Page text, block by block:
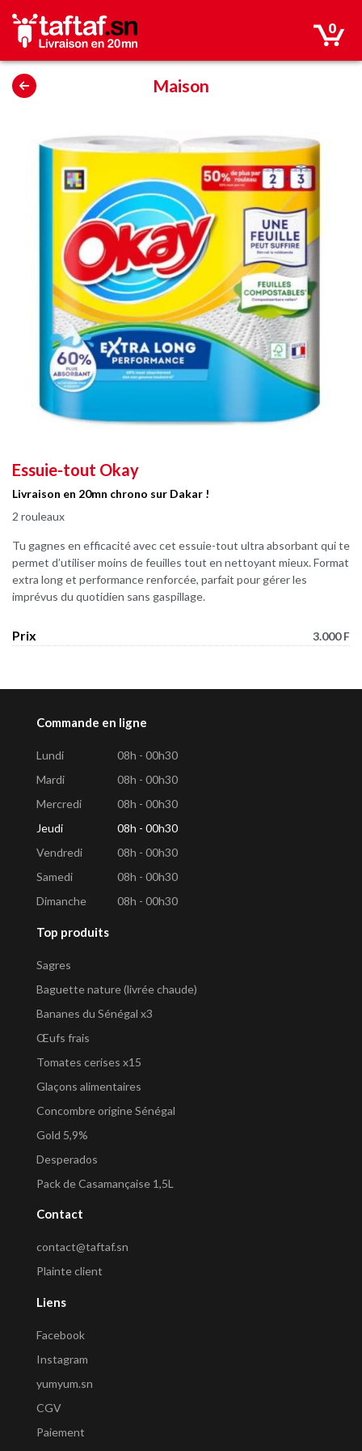
0
Maison
Essuie-tout Okay
Livraison en 20mn chrono sur Dakar !
2 rouleaux
Tu gagnes en efficacité avec cet essuie-tout ultra absorbant qui te
permet d’utiliser moins de feuilles tout en nettoyant mieux. Format
extra long et performance renforcée, parfait pour gérer les
imprévus du quotidien sans gaspillage.
Prix 3.000 F
Commande en ligne
Lundi
08h - 00h30
Mardi
08h - 00h30
Mercredi
08h - 00h30
Jeudi
08h - 00h30
Vendredi
08h - 00h30
Samedi
08h - 00h30
Dimanche
08h - 00h30
Top produits
Sagres
Baguette nature (livrée chaude)
Bananes du Sénégal x3
Œufs frais
Tomates cerises x15
Glaçons alimentaires
Concombre origine Sénégal
Gold 5,9%
Desperados
Pack de Casamançaise 1,5L
Contact
contact@taftaf.sn
Plainte client
Liens
Facebook
Instagram
yumyum.sn
CGV
Paiement